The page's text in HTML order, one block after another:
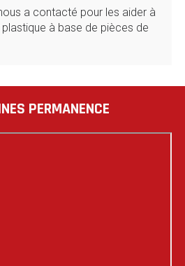
a contacté pour les aider à
à base de pièces de
PERMANENCE